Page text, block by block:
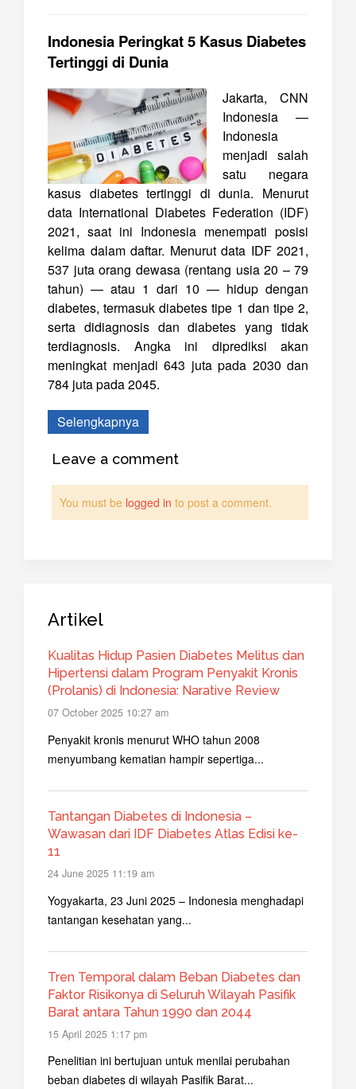
Indonesia Peringkat 5 Kasus Diabetes
Tertinggi di Dunia
Jakarta, CNN
Indonesia —
Indonesia
menjadi salah
satu negara
kasus diabetes tertinggi di dunia. Menurut
data International Diabetes Federation (IDF)
2021, saat ini Indonesia menempati posisi
kelima dalam daftar. Menurut data IDF 2021,
537 juta orang dewasa (rentang usia 20 – 79
tahun) — atau 1 dari 10 — hidup dengan
diabetes, termasuk diabetes tipe 1 dan tipe 2,
serta didiagnosis dan diabetes yang tidak
terdiagnosis. Angka ini diprediksi akan
meningkat menjadi 643 juta pada 2030 dan
784 juta pada 2045.
Selengkapnya
Leave a comment
You must be logged in to post a comment.
Artikel
Kualitas Hidup Pasien Diabetes Melitus dan
Hipertensi dalam Program Penyakit Kronis
(Prolanis) di Indonesia: Narative Review
07 October 2025 10:27 am
Penyakit kronis menurut WHO tahun 2008
menyumbang kematian hampir sepertiga...
Tantangan Diabetes di Indonesia –
Wawasan dari IDF Diabetes Atlas Edisi ke-
11
24 June 2025 11:19 am
Yogyakarta, 23 Juni 2025 – Indonesia menghadapi
tantangan kesehatan yang...
Tren Temporal dalam Beban Diabetes dan
Faktor Risikonya di Seluruh Wilayah Pasifik
Barat antara Tahun 1990 dan 2044
15 April 2025 1:17 pm
Penelitian ini bertujuan untuk menilai perubahan
beban diabetes di wilayah Pasifik Barat...